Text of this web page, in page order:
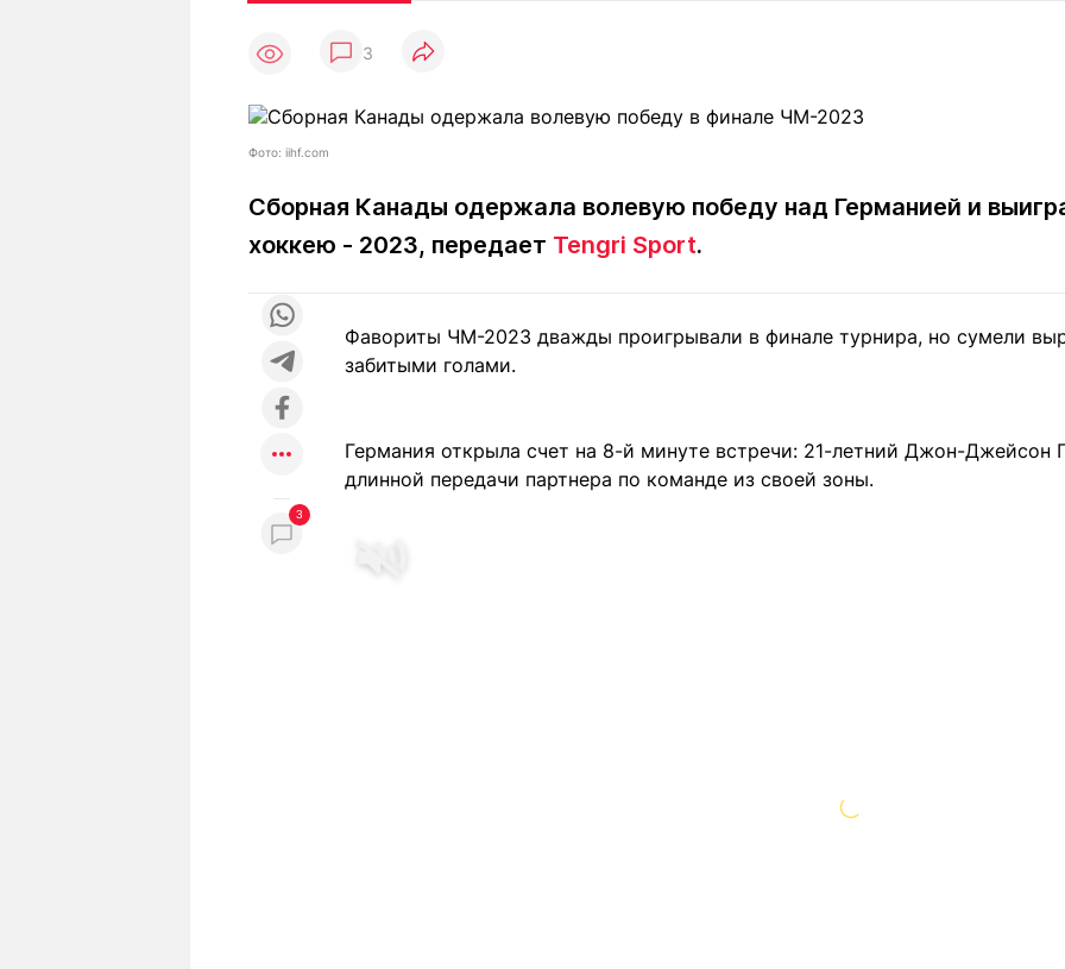
Погода
Рейтинги
Полезно
Гороскопы
чемпионов
+7 (777) 001 44 99
3
Фото: iihf.com
Сборная Канады одержала волевую победу над Германией и
хоккею - 2023, передает Tengri Sport.
3
Фавориты ЧМ-2023 дважды проигрывали в финале турнира, но сумели
забитыми голами.
Германия открыла счет на 8-й минуте встречи: 21-летний Джон-Джейсон
длинной передачи партнера по команде из своей зоны.